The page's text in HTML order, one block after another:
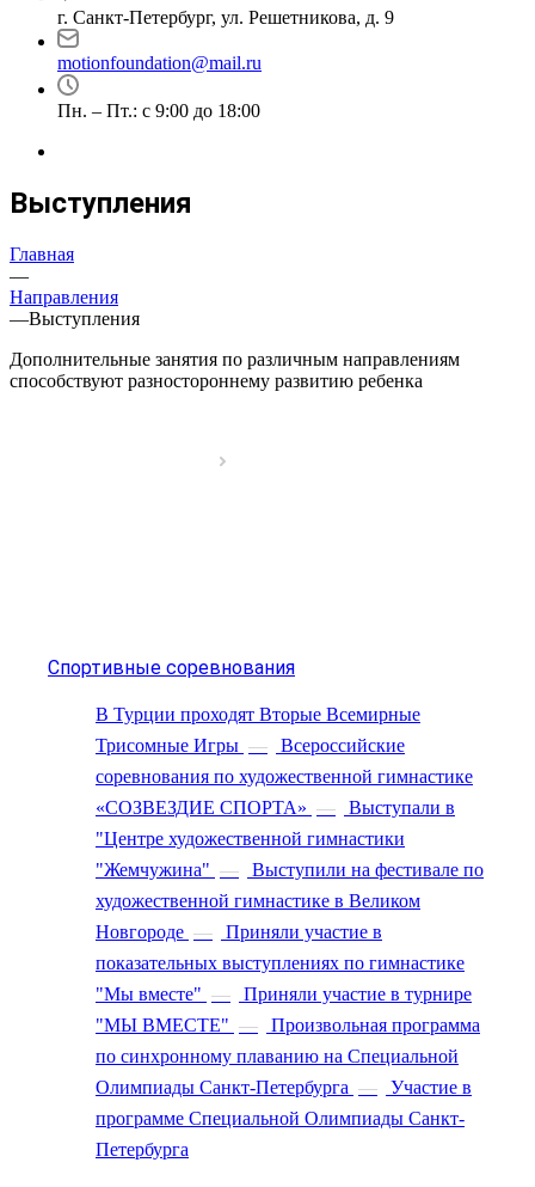
г. Санкт-Петербург, ул. Решетникова, д. 9
motionfoundation@mail.ru
Пн. – Пт.: с 9:00 до 18:00
Выступления
Главная
—
Направления
—Выступления
Дополнительные занятия по различным направлениям
способствуют разностороннему развитию ребенка
Спортивные соревнования
В Турции проходят Вторые Всемирные
Трисомные Игры —
Всероссийские
соревнования по художественной гимнастике
«СОЗВЕЗДИЕ СПОРТА» —
Выступали в
"Центре художественной гимнастики
"Жемчужина" —
Выступили на фестивале по
художественной гимнастике в Великом
Новгороде —
Приняли участие в
показательных выступлениях по гимнастике
"Мы вместе" —
Приняли участие в турнире
"МЫ ВМЕСТЕ" —
Произвольная программа
по синхронному плаванию на Специальной
Олимпиады Санкт-Петербурга —
Участие в
программе Специальной Олимпиады Санкт-
Петербурга